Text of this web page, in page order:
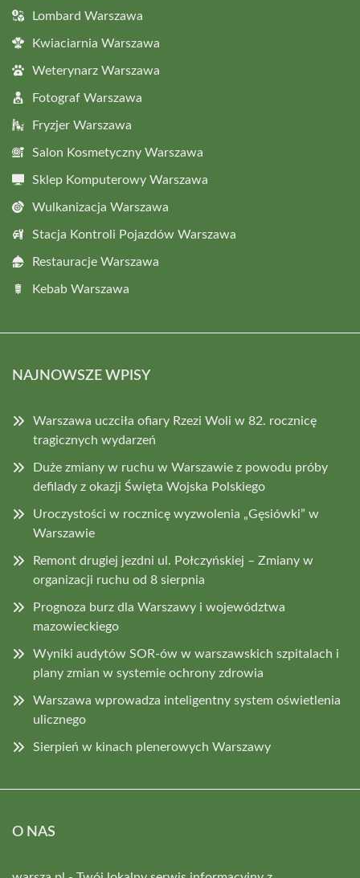
Lombard Warszawa
Kwiaciarnia Warszawa
Weterynarz Warszawa
Fotograf Warszawa
Fryzjer Warszawa
Salon Kosmetyczny Warszawa
Sklep Komputerowy Warszawa
Wulkanizacja Warszawa
Stacja Kontroli Pojazdów Warszawa
Restauracje Warszawa
Kebab Warszawa
NAJNOWSZE WPISY
Warszawa uczciła ofiary Rzezi Woli w 82. rocznicę
tragicznych wydarzeń
Duże zmiany w ruchu w Warszawie z powodu próby
defilady z okazji Święta Wojska Polskiego
Uroczystości w rocznicę wyzwolenia „Gęsiówki” w
Warszawie
Remont drugiej jezdni ul. Połczyńskiej – Zmiany w
organizacji ruchu od 8 sierpnia
Prognoza burz dla Warszawy i województwa
mazowieckiego
Wyniki audytów SOR-ów w warszawskich szpitalach i
plany zmian w systemie ochrony zdrowia
Warszawa wprowadza inteligentny system oświetlenia
ulicznego
Sierpień w kinach plenerowych Warszawy
O NAS